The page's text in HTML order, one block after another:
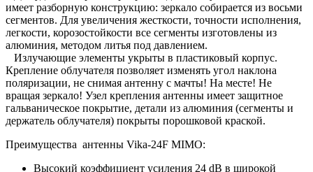
имеет разборную конструкцию: зеркало собирается из восьми
сегментов. Для увеличения жесткости, точности исполнения,
легкости, корозостойкости все сегменты изготовлены из
алюминия, методом литья под давлением.
Излучающие элементы укрыты в пластиковый корпус.
Крепление облучателя позволяет изменять угол наклона
поляризации, не снимая антенну с мачты! На месте! Не
вращая зеркало! Узел крепления антенны имеет защитное
гальваническое покрытие, детали из алюминия (сегменты и
держатель облучателя) покрыты порошковой краской.
Преимущества антенны Vika-24F MIMO:
Высокий коэффициент усиления 24 dB в широкой